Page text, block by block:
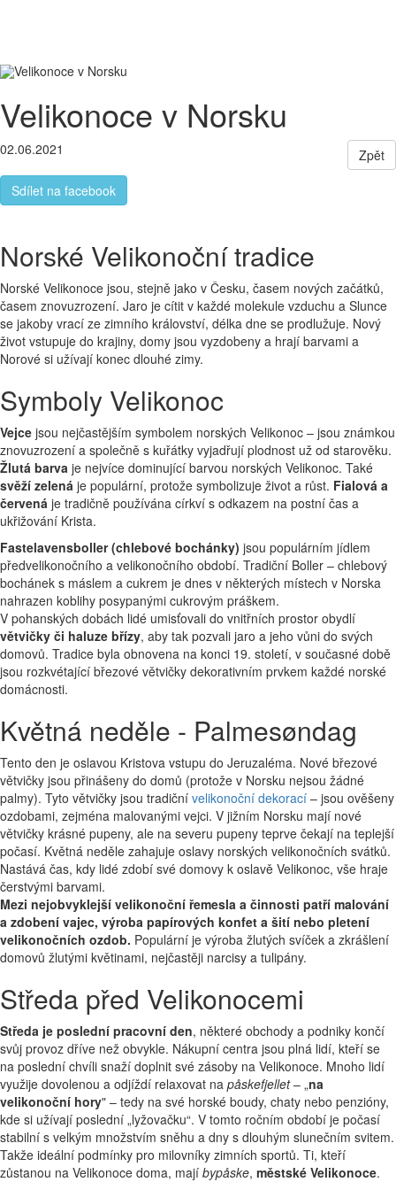
Velikonoce v Norsku
02.06.2021
Zpět
Sdílet na facebook
Norské Velikonoční tradice
Norské Velikonoce jsou, stejně jako v Česku, časem nových začátků,
časem znovuzrození. Jaro je cítit v každé molekule vzduchu a Slunce
se jakoby vrací ze zimního království, délka dne se prodlužuje. Nový
život vstupuje do krajiny, domy jsou vyzdobeny a hrají barvami a
Norové si užívají konec dlouhé zimy.
Symboly Velikonoc
Vejce jsou nejčastějším symbolem norských Velikonoc – jsou známkou
znovuzrození a společně s kuřátky vyjadřují plodnost už od starověku.
Žlutá barva je nejvíce dominující barvou norských Velikonoc. Také
svěží zelená je populární, protože symbolizuje život a růst. Fialová a
červená je tradičně používána církví s odkazem na postní čas a
ukřižování Krista.
Fastelavensboller (chlebové bochánky) jsou populárním jídlem
předvelikonočního a velikonočního období. Tradiční Boller – chlebový
bochánek s máslem a cukrem je dnes v některých místech v Norska
nahrazen koblihy posypanými cukrovým práškem.
V pohanských dobách lidé umisťovali do vnitřních prostor obydlí
větvičky či haluze břízy, aby tak pozvali jaro a jeho vůni do svých
domovů. Tradice byla obnovena na konci 19. století, v současné době
jsou rozkvétající březové větvičky dekorativním prvkem každé norské
domácnosti.
Květná neděle - Palmesøndag
Tento den je oslavou Kristova vstupu do Jeruzaléma. Nové březové
větvičky jsou přinášeny do domů (protože v Norsku nejsou žádné
palmy). Tyto větvičky jsou tradiční velikonoční dekorací – jsou ověšeny
ozdobami, zejména malovanými vejci. V jižním Norsku mají nové
větvičky krásné pupeny, ale na severu pupeny teprve čekají na teplejší
počasí. Květná neděle zahajuje oslavy norských velikonočních svátků.
Nastává čas, kdy lidé zdobí své domovy k oslavě Velikonoc, vše hraje
čerstvými barvami.
Mezi nejobvyklejší velikonoční řemesla a činnosti patří malování
a zdobení vajec, výroba papírových konfet a šití nebo pletení
velikonočních ozdob. Populární je výroba žlutých svíček a zkrášlení
domovů žlutými květinami, nejčastěji narcisy a tulipány.
Středa před Velikonocemi
Středa je poslední pracovní den, některé obchody a podniky končí
svůj provoz dříve než obvykle. Nákupní centra jsou plná lidí, kteří se
na poslední chvíli snaží doplnit své zásoby na Velikonoce. Mnoho lidí
využije dovolenou a odjíždí relaxovat na påskefjellet– „na
velikonoční hory" – tedy na své horské boudy, chaty nebo penzióny,
kde si užívají poslední „lyžovačku“. V tomto ročním období je počasí
stabilní s velkým množstvím sněhu a dny s dlouhým slunečním svitem.
Takže ideální podmínky pro milovníky zimních sportů. Ti, kteří
zůstanou na Velikonoce doma, mají bypåske, městské Velikonoce.